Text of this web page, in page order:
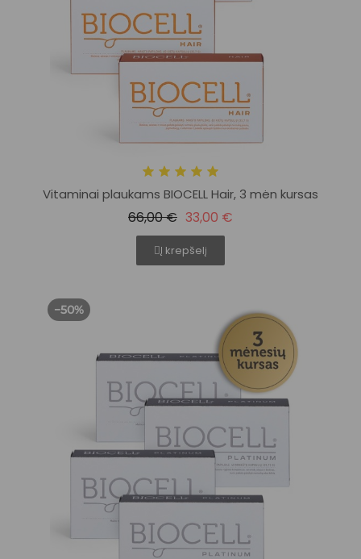
Vitaminai plaukams BIOCELL Hair, 3 mėn kursas
66,00 € 33,00 €
Į krepšelį
−50%